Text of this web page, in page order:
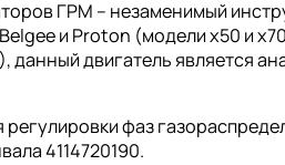
ГРМ – незаменимый
и Proton (модели x50 и
данный двигатель является
фаз
4114720190.